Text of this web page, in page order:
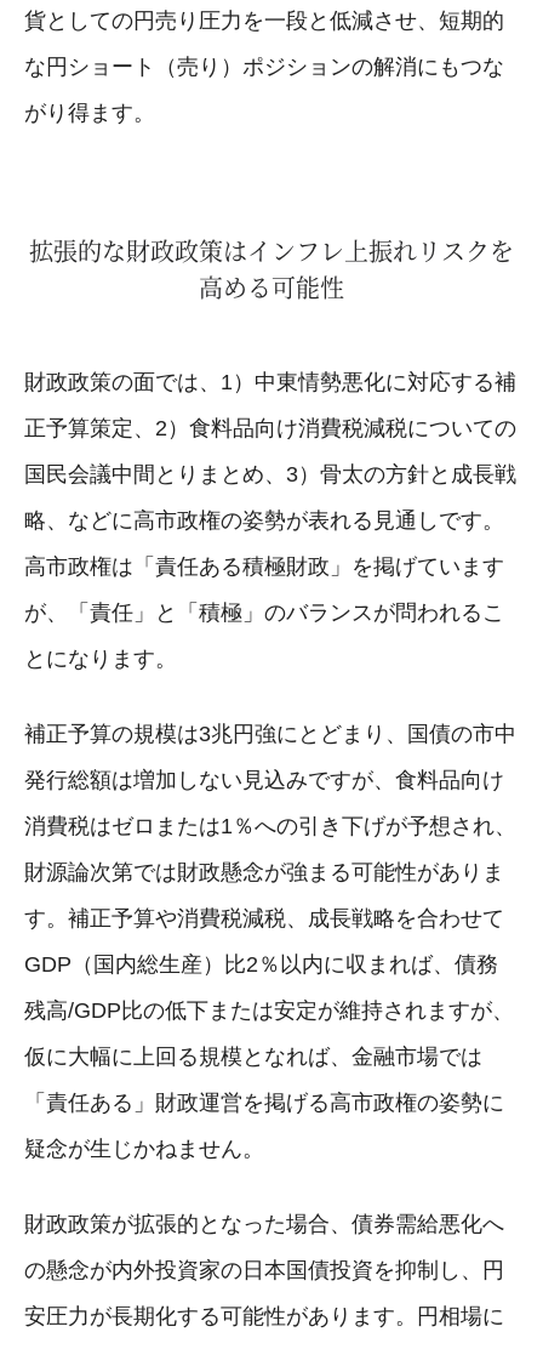
貨としての円売り圧力を一段と低減させ、短期的
な円ショート（売り）ポジションの解消にもつな
がり得ます。
拡張的な財政政策はインフレ上振れリスクを
高める可能性
財政政策の面では、1）中東情勢悪化に対応する補
正予算策定、2）食料品向け消費税減税についての
国民会議中間とりまとめ、3）骨太の方針と成長戦
略、などに高市政権の姿勢が表れる見通しです。
高市政権は「責任ある積極財政」を掲げています
が、「責任」と「積極」のバランスが問われるこ
とになります。
補正予算の規模は3兆円強にとどまり、国債の市中
発行総額は増加しない見込みですが、食料品向け
消費税はゼロまたは1％への引き下げが予想され、
財源論次第では財政懸念が強まる可能性がありま
す。補正予算や消費税減税、成長戦略を合わせて
GDP（国内総生産）比2％以内に収まれば、債務
残高/GDP比の低下または安定が維持されますが、
仮に大幅に上回る規模となれば、金融市場では
「責任ある」財政運営を掲げる高市政権の姿勢に
疑念が生じかねません。
財政政策が拡張的となった場合、債券需給悪化へ
の懸念が内外投資家の日本国債投資を抑制し、円
安圧力が長期化する可能性があります。円相場に